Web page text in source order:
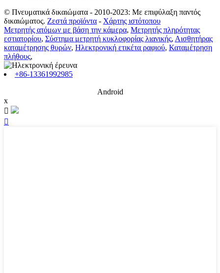
© Πνευματικά δικαιώματα - 2010-2023: Με επιφύλαξη παντός
δικαιώματος. Ζεστά προϊόντα - Χάρτης ιστότοπου
Μετρητής ατόμων με βάση την κάμερα, Μετρητής πληρότητας
εστιατορίου, Σύστημα μετρητή κυκλοφορίας λιανικής, Αισθητήρας
καταμέτρησης θυρών, Ηλεκτρονική ετικέτα ραφιού, Καταμέτρηση
πλήθους,
+86-13361992985
Android
x

